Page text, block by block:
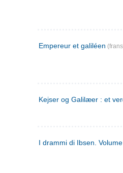
Empereur et galiléen
Kejser og Galilæer : et
I drammi di Ibsen.